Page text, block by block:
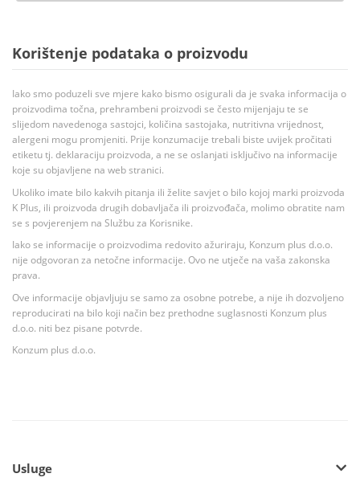
Korištenje podataka o proizvodu
Iako smo poduzeli sve mjere kako bismo osigurali da je svaka informacija o
proizvodima točna, prehrambeni proizvodi se često mijenjaju te se
slijedom navedenoga sastojci, količina sastojaka, nutritivna vrijednost,
alergeni mogu promjeniti. Prije konzumacije trebali biste uvijek pročitati
etiketu tj. deklaraciju proizvoda, a ne se oslanjati isključivo na informacije
koje su objavljene na web stranici.
Ukoliko imate bilo kakvih pitanja ili želite savjet o bilo kojoj marki proizvoda
K Plus, ili proizvoda drugih dobavljača ili proizvođača, molimo obratite nam
se s povjerenjem na Službu za Korisnike.
Iako se informacije o proizvodima redovito ažuriraju, Konzum plus d.o.o.
nije odgovoran za netočne informacije. Ovo ne utječe na vaša zakonska
prava.
Ove informacije objavljuju se samo za osobne potrebe, a nije ih dozvoljeno
reproducirati na bilo koji način bez prethodne suglasnosti Konzum plus
d.o.o. niti bez pisane potvrde.
Konzum plus d.o.o.
Usluge